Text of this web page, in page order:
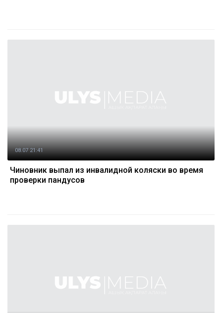
08.07 21:41
Чиновник выпал из инвалидной коляски во время
проверки пандусов